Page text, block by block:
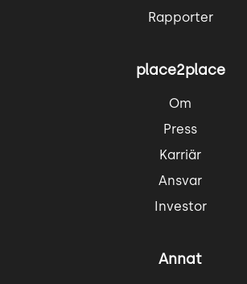
Rapporter
place2place
Om
Press
Karriär
Ansvar
Investor
Annat